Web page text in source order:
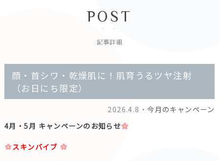
POST
記事詳細
顔・首シワ・乾燥肌に！肌育うるツヤ注射
（お日にち限定）
2026.4.8・今月のキャンペーン
4月・5月 キャンペーンのお知らせ
スキンバイブ